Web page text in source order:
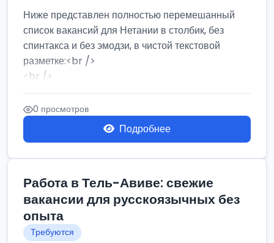
Ниже представлен полностью перемешанный
список вакансий для Нетании в столбик, без
спинтакса и без эмодзи, в чистой текстовой
разметке:<br />
<br />
Работа в Нетании на мебельном производстве:
требу...
0 просмотров
Подробнее
Работа в Тель-Авиве: свежие
вакансии для русскоязычных без
опыта
Требуются